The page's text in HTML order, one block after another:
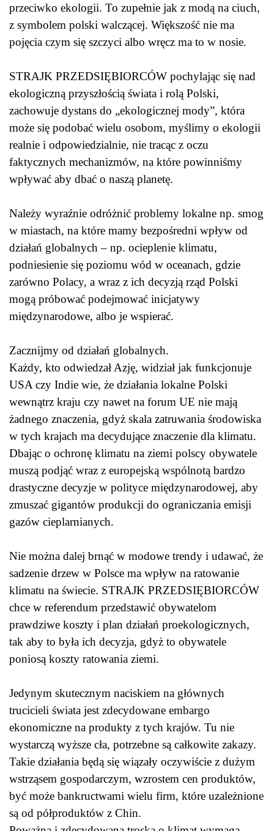
przeciwko ekologii. To zupełnie jak z modą na ciuch,
z symbolem polski walczącej. Większość nie ma
pojęcia czym się szczyci albo wręcz ma to w nosie.
STRAJK PRZEDSIĘBIORCÓW pochylając się nad
ekologiczną przyszłością świata i rolą Polski,
zachowuje dystans do „ekologicznej mody”, która
może się podobać wielu osobom, myślimy o ekologii
realnie i odpowiedzialnie, nie tracąc z oczu
faktycznych mechanizmów, na które powinniśmy
wpływać aby dbać o naszą planetę.
Należy wyraźnie odróżnić problemy lokalne np. smog
w miastach, na które mamy bezpośredni wpływ od
działań globalnych – np. ocieplenie klimatu,
podniesienie się poziomu wód w oceanach, gdzie
zarówno Polacy, a wraz z ich decyzją rząd Polski
mogą próbować podejmować inicjatywy
międzynarodowe, albo je wspierać.
Zacznijmy od działań globalnych.
Każdy, kto odwiedzał Azję, widział jak funkcjonuje
USA czy Indie wie, że działania lokalne Polski
wewnątrz kraju czy nawet na forum UE nie mają
żadnego znaczenia, gdyż skala zatruwania środowiska
w tych krajach ma decydujące znaczenie dla klimatu.
Dbając o ochronę klimatu na ziemi polscy obywatele
muszą podjąć wraz z europejską wspólnotą bardzo
drastyczne decyzje w polityce międzynarodowej, aby
zmuszać gigantów produkcji do ograniczania emisji
gazów cieplarnianych.
Nie można dalej brnąć w modowe trendy i udawać, że
sadzenie drzew w Polsce ma wpływ na ratowanie
klimatu na świecie. STRAJK PRZEDSIĘBIORCÓW
chce w referendum przedstawić obywatelom
prawdziwe koszty i plan działań proekologicznych,
tak aby to była ich decyzja, gdyż to obywatele
poniosą koszty ratowania ziemi.
Jedynym skutecznym naciskiem na głównych
trucicieli świata jest zdecydowane embargo
ekonomiczne na produkty z tych krajów. Tu nie
wystarczą wyższe cła, potrzebne są całkowite zakazy.
Takie działania będą się wiązały oczywiście z dużym
wstrząsem gospodarczym, wzrostem cen produktów,
być może bankructwami wielu firm, które uzależnione
są od półproduktów z Chin.